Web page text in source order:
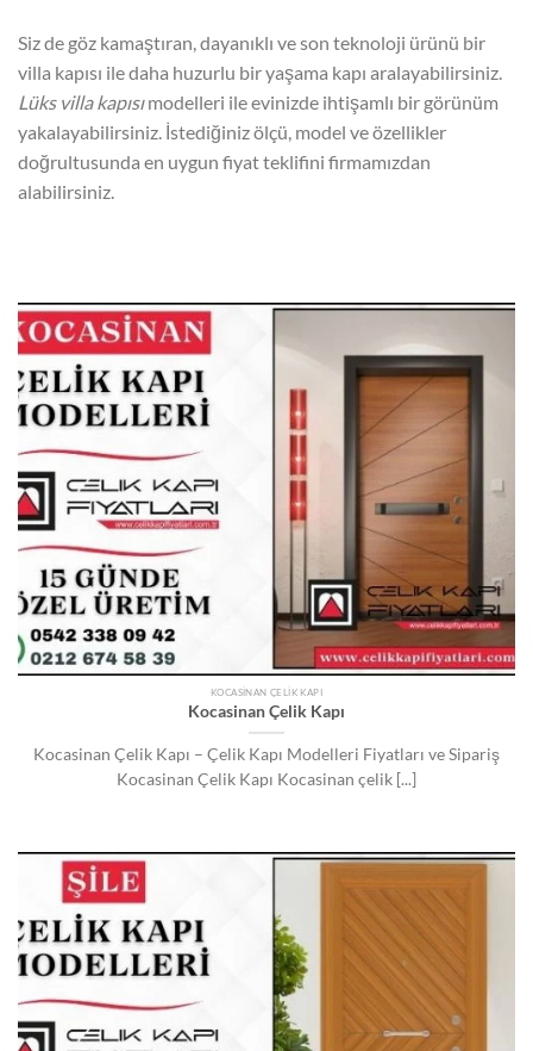
Siz de göz kamaştıran, dayanıklı ve son teknoloji ürünü bir
villa kapısı ile daha huzurlu bir yaşama kapı aralayabilirsiniz.
Lüks villa kapısımodelleri ile evinizde ihtişamlı bir görünüm
yakalayabilirsiniz. İstediğiniz ölçü, model ve özellikler
doğrultusunda en uygun fiyat teklifini firmamızdan
alabilirsiniz.
KOCASINAN ÇELIK KAPI
Kocasinan Çelik Kapı
Kocasinan Çelik Kapı – Çelik Kapı Modelleri Fiyatları ve Sipariş
Kocasinan Çelik Kapı Kocasinan çelik [...]